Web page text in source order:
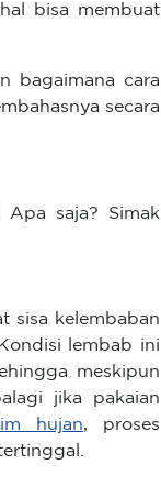
bisa membuat
bagaimana cara
secara
saja? Simak
sisa kelembaban
lembab ini
meskipun
jika pakaian
hujan, proses